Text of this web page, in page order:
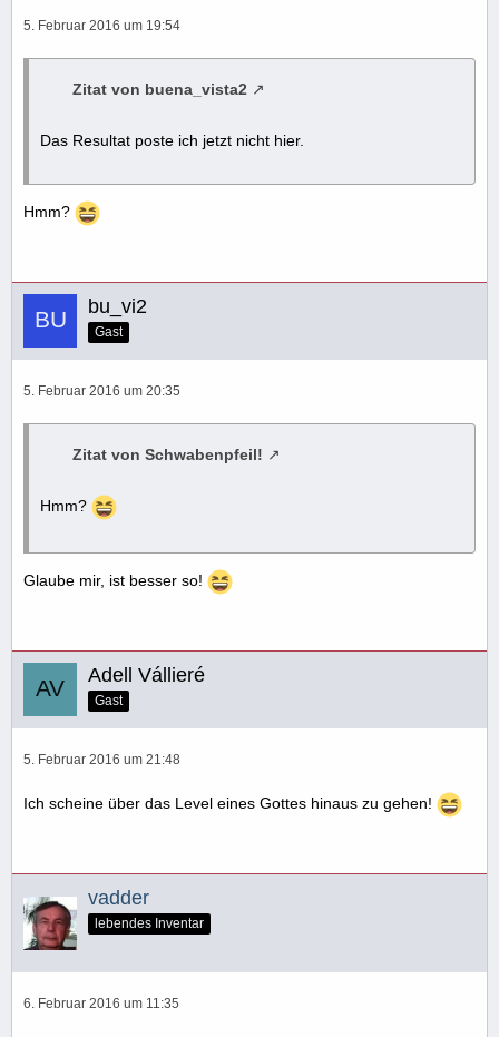
5. Februar 2016 um 19:54
Zitat von buena_vista2
Das Resultat poste ich jetzt nicht hier.
Hmm?
bu_vi2
Gast
5. Februar 2016 um 20:35
Zitat von Schwabenpfeil!
Hmm?
Glaube mir, ist besser so!
Adell Vállieré
Gast
5. Februar 2016 um 21:48
Ich scheine über das Level eines Gottes hinaus zu gehen!
vadder
lebendes Inventar
6. Februar 2016 um 11:35